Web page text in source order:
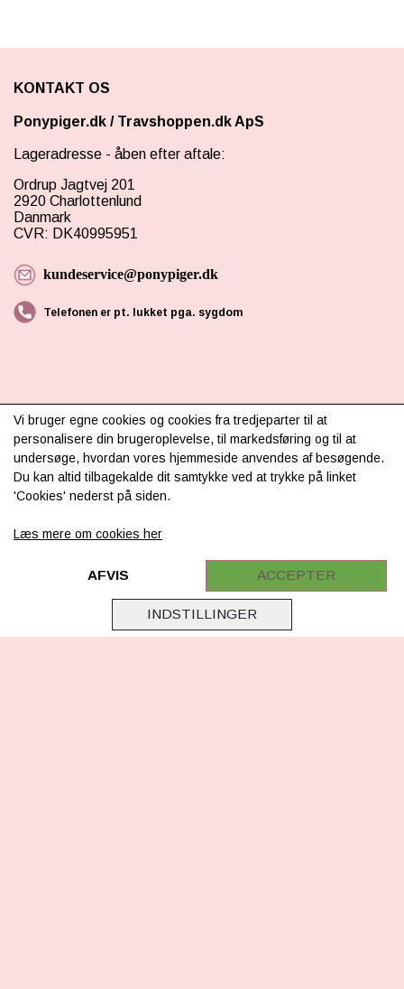
KONTAKT OS
Ponypiger.dk / Travshoppen.dk ApS
Lageradresse - åben efter aftale:
Ordrup Jagtvej 201
2920 Charlottenlund
Danmark
CVR: DK40995951
kundeservice@ponypiger.dk
Telefonen er pt. lukket pga. sygdom
INFORMATION
Om os
Vi bruger egne cookies og cookies fra tredjeparter til at
personalisere din brugeroplevelse, til markedsføring og til at
undersøge, hvordan vores hjemmeside anvendes af besøgende.
Du kan altid tilbagekalde dit samtykke ved at trykke på linket
'Cookies' nederst på siden.
Læs mere om cookies her
INDSTILLINGER
AFVIS ACCEPTER